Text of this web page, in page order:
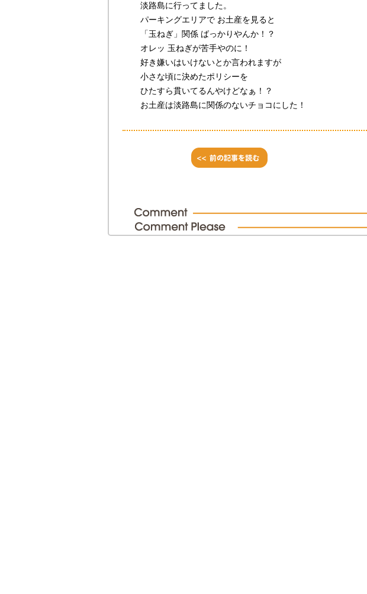
淡路島に行ってました。
パーキングエリアで お土産を見ると
「玉ねぎ」関係 ばっかりやんか！？
オレッ 玉ねぎが苦手やのに！
好き嫌いはいけないとか言われますが
小さな頃に決めたポリシーを
ひたすら貫いてるんやけどなぁ！？
お土産は淡路島に関係のないチョコにした！